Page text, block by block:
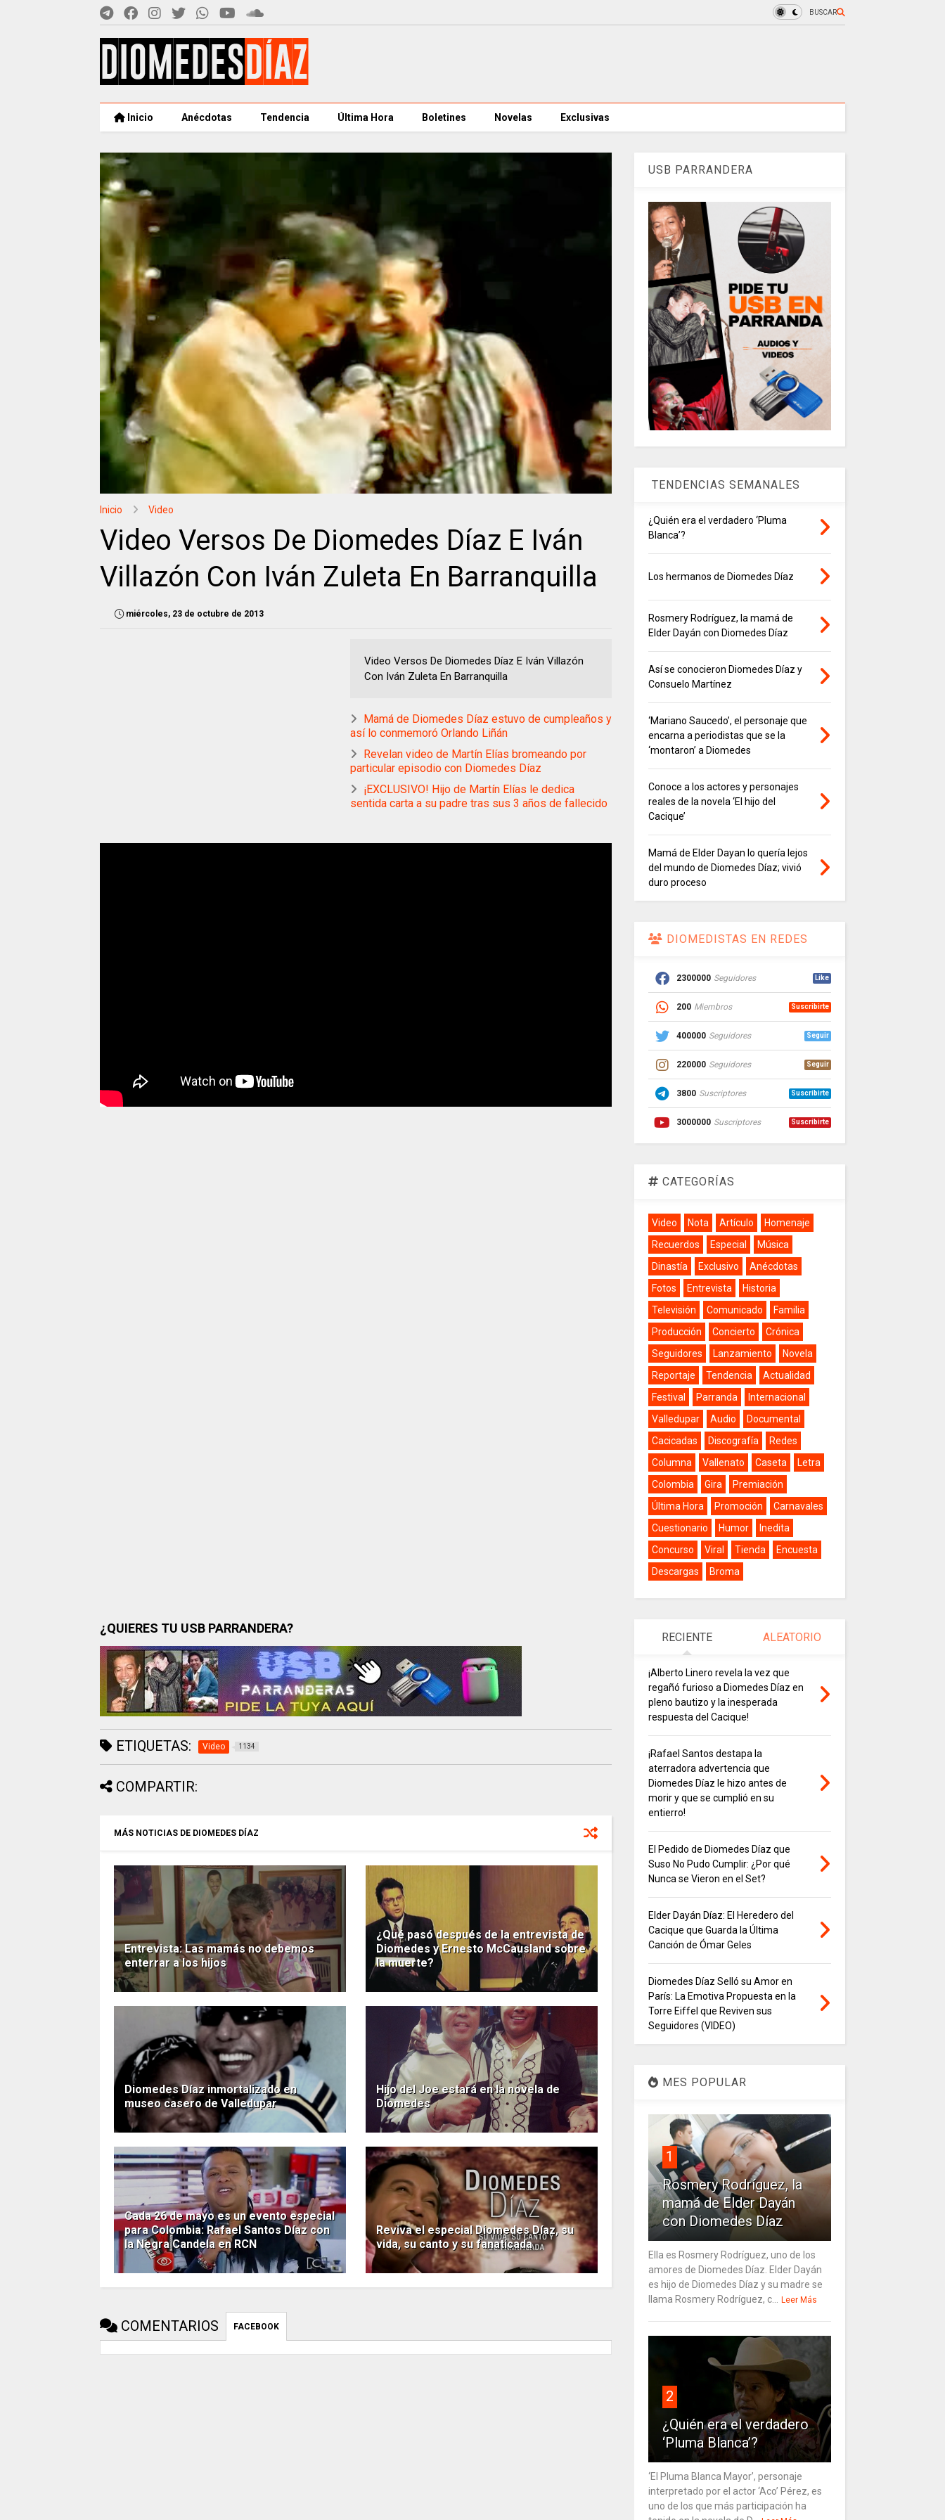
BUSCAR
Inicio Anécdotas Tendencia Última Hora Boletines Novelas Exclusivas
Inicio Video
Video Versos De Diomedes Díaz E Iván
Villazón Con Iván Zuleta En Barranquilla
miércoles, 23 de octubre de 2013
Video Versos De Diomedes Díaz E Iván Villazón
Con Iván Zuleta En Barranquilla
Mamá de Diomedes Díaz estuvo de cumpleaños y
así lo conmemoró Orlando Liñán
Revelan video de Martín Elías bromeando por
particular episodio con Diomedes Díaz
¡EXCLUSIVO! Hijo de Martín Elías le dedica
sentida carta a su padre tras sus 3 años de fallecido
¿QUIERES TU USB PARRANDERA?
ETIQUETAS: Video 1134
COMPARTIR:
MÁS NOTICIAS DE DIOMEDES DÍAZ
Entrevista: Las mamás no debemos
enterrar a los hijos
¿Qué pasó después de la entrevista de
Diomedes y Ernesto McCausland sobre
la muerte?
Diomedes Díaz inmortalizado en
museo casero de Valledupar
Hijo del Joe estará en la novela de
Diomedes
Cada 26 de mayo es un evento especial
para Colombia: Rafael Santos Díaz con
la Negra Candela en RCN
Reviva el especial Diomedes Díaz, su
vida, su canto y su fanaticada
COMENTARIOS FACEBOOK
USB PARRANDERA
TENDENCIAS SEMANALES
¿Quién era el verdadero ‘Pluma
Blanca’?
Los hermanos de Diomedes Díaz
Rosmery Rodríguez, la mamá de
Elder Dayán con Diomedes Díaz
Así se conocieron Diomedes Díaz y
Consuelo Martínez
‘Mariano Saucedo’, el personaje que
encarna a periodistas que se la
‘montaron’ a Diomedes
Conoce a los actores y personajes
reales de la novela ‘El hijo del
Cacique’
Mamá de Elder Dayan lo quería lejos
del mundo de Diomedes Díaz; vivió
duro proceso
DIOMEDISTAS EN REDES
2300000 Seguidores Like
200 Miembros Suscribirte
400000 Seguidores Seguir
220000 Seguidores Seguir
3800 Suscriptores Suscribirte
3000000 Suscriptores Suscribirte
CATEGORÍAS
Video Nota Artículo
Homenaje
Recuerdos
Especial
Música
Dinastía
Exclusivo
Anécdotas
Fotos
Entrevista
Historia
Televisión
Comunicado
Familia
Producción
Concierto
Crónica
Seguidores
Lanzamiento
Novela
Reportaje
Tendencia
Actualidad
Festival
Parranda
Internacional
Valledupar
Audio
Documental
Cacicadas
Discografía
Redes
Columna
Vallenato Caseta
Letra
Colombia
Gira
Premiación
Última Hora
Promoción
Carnavales
Cuestionario
Humor
Inedita
Concurso
Viral Tienda
Encuesta
Descargas
Broma
RECIENTE ALEATORIO
¡Alberto Linero revela la vez que
regañó furioso a Diomedes Díaz en
pleno bautizo y la inesperada
respuesta del Cacique!
¡Rafael Santos destapa la
aterradora advertencia que
Diomedes Díaz le hizo antes de
morir y que se cumplió en su
entierro!
El Pedido de Diomedes Díaz que
Suso No Pudo Cumplir: ¿Por qué
Nunca se Vieron en el Set?
Elder Dayán Díaz: El Heredero del
Cacique que Guarda la Última
Canción de Ómar Geles
Diomedes Díaz Selló su Amor en
París: La Emotiva Propuesta en la
Torre Eiffel que Reviven sus
Seguidores (VIDEO)
MES POPULAR
1
Rosmery Rodríguez, la
mamá de Elder Dayán
con Diomedes Díaz
Ella es Rosmery Rodríguez, uno de los
amores de Diomedes Díaz. Elder Dayán
es hijo de Diomedes Díaz y su madre se
llama Rosmery Rodríguez, c... Leer Más
2
¿Quién era el verdadero
‘Pluma Blanca’?
‘El Pluma Blanca Mayor’, personaje
interpretado por el actor ‘Aco’ Pérez, es
uno de los que más participación ha